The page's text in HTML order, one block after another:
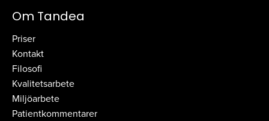
Om Tandea
Priser
Kontakt
Filosofi
Kvalitetsarbete
Miljöarbete
Patientkommentarer